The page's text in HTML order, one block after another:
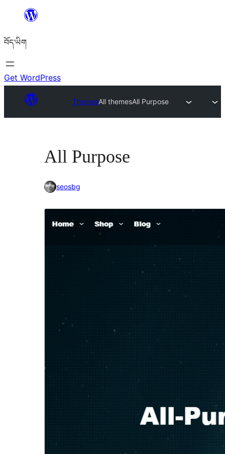
content
བོད་ཡིག
Get WordPress
ThemesAll themesAll Purpose
All Purpose
seosbg